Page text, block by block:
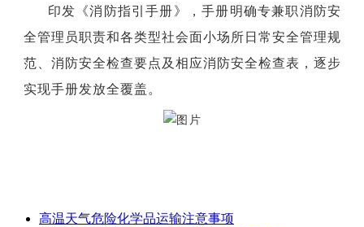
印发《消防指引手册》，手册明确专兼职消防安
全管理员职责和各类型社会面小场所日常安全管理规
范、消防安全检查要点及相应消防安全检查表，逐步
实现手册发放全覆盖。
高温天气危险化学品运输注意事项